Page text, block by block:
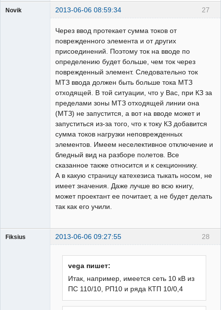
27
Novik 2013-06-06 08:59:34
Через ввод протекает сумма токов от
поврежденного элемента и от других
присоединений. Поэтому ток на вводе по
определению будет больше, чем ток через
поврежденный элемент. Следовательно ток
МТЗ ввода должен быть больше тока МТЗ
отходящей. В той ситуации, что у Вас, при КЗ за
пределами зоны МТЗ отходящей линии она
(МТЗ) не запустится, а вот на вводе может и
запуститься из-за того, что к току КЗ добавится
сумма токов нагрузки неповрежденных
элементов. Имеем неселективное отключение и
бледный вид на разборе полетов. Все
сказанное также относится и к секционнику.
А в какую страницу катехезиса тыкать носом, не
имеет значения. Даже лучше во всю книгу,
может проектант ее почитает, а не будет делать
так как его учили.
28
Fiksius 2013-06-06 09:27:55
vega пишет:
Итак, например, имеется сеть 10 кВ из
ПС 110/10, РП10 и ряда КТП 10/0,4